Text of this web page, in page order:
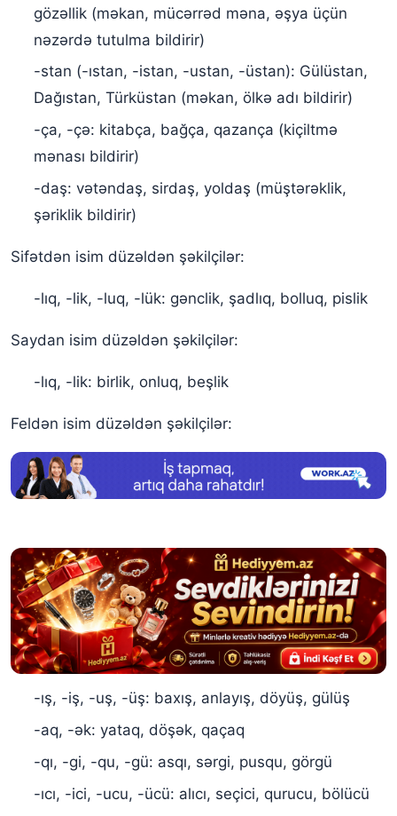
gözəllik (məkan, mücərrəd məna, əşya üçün
nəzərdə tutulma bildirir)
-stan (-ıstan, -istan, -ustan, -üstan): Gülüstan,
Dağıstan, Türküstan (məkan, ölkə adı bildirir)
-ça, -çə: kitabça, bağça, qazança (kiçiltmə
mənası bildirir)
-daş: vətəndaş, sirdaş, yoldaş (müştərəklik,
şəriklik bildirir)
Sifətdən isim düzəldən şəkilçilər:
-lıq, -lik, -luq, -lük: gənclik, şadlıq, bolluq, pislik
Saydan isim düzəldən şəkilçilər:
-lıq, -lik: birlik, onluq, beşlik
Feldən isim düzəldən şəkilçilər:
-ış, -iş, -uş, -üş: baxış, anlayış, döyüş, gülüş
-aq, -ək: yataq, döşək, qaçaq
-qı, -gi, -qu, -gü: asqı, sərgi, pusqu, görgü
-ıcı, -ici, -ucu, -ücü: alıcı, seçici, qurucu, bölücü